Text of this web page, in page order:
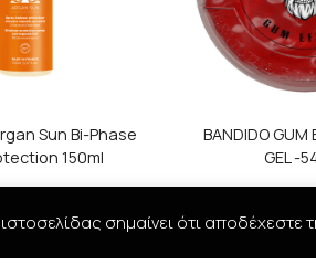
Sun Bi-Phase
150ml
BANDIDO GUM
GEL -
σημαίνει ότι αποδέχεστε